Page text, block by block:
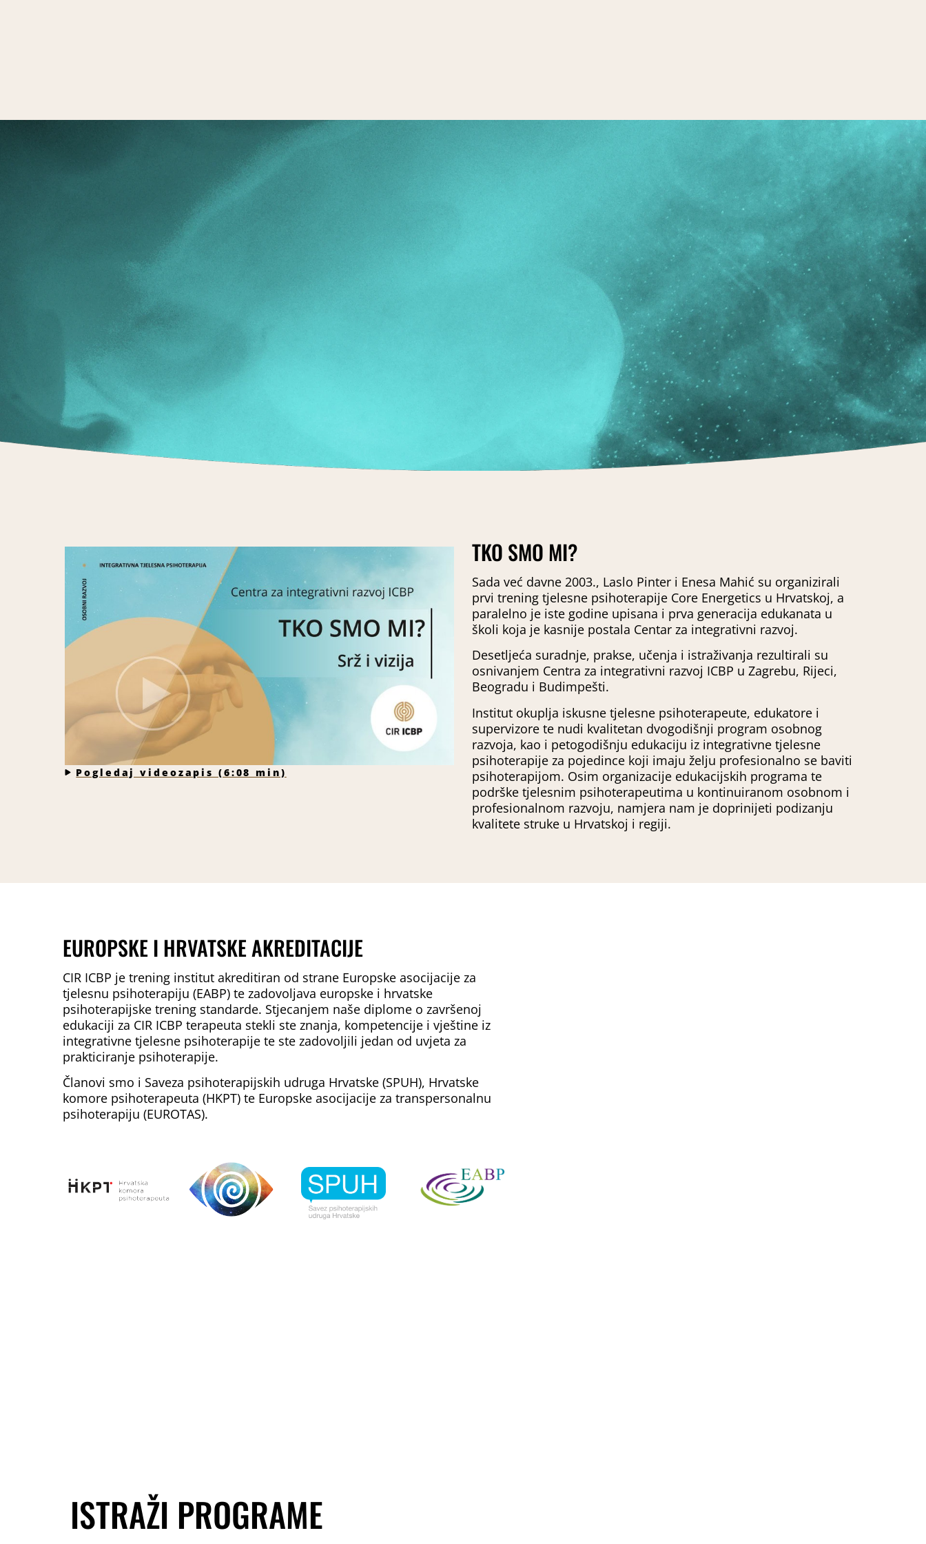
Pogledaj videozapis (6:08 min)
TKO SMO MI?
Sada već davne 2003., Laslo Pinter i Enesa Mahić su organizirali
prvi trening tjelesne psihoterapije Core Energetics u Hrvatskoj, a
paralelno je iste godine upisana i prva generacija edukanata u
školi koja je kasnije postala Centar za integrativni razvoj.
Desetljeća suradnje, prakse, učenja i istraživanja rezultirali su
osnivanjem Centra za integrativni razvoj ICBP u Zagrebu, Rijeci,
Beogradu i Budimpešti.
Institut okuplja iskusne tjelesne psihoterapeute, edukatore i
supervizore te nudi kvalitetan dvogodišnji program osobnog
razvoja, kao i petogodišnju edukaciju iz integrativne tjelesne
psihoterapije za pojedince koji imaju želju profesionalno se baviti
psihoterapijom. Osim organizacije edukacijskih programa te
podrške tjelesnim psihoterapeutima u kontinuiranom osobnom i
profesionalnom razvoju, namjera nam je doprinijeti podizanju
kvalitete struke u Hrvatskoj i regiji.
EUROPSKE I HRVATSKE AKREDITACIJE
CIR ICBP je trening institut akreditiran od strane Europske asocijacije za
tjelesnu psihoterapiju (EABP) te zadovoljava europske i hrvatske
psihoterapijske trening standarde. Stjecanjem naše diplome o završenoj
edukaciji za CIR ICBP terapeuta stekli ste znanja, kompetencije i vještine iz
integrativne tjelesne psihoterapije te ste zadovoljili jedan od uvjeta za
prakticiranje psihoterapije.
Članovi smo i Saveza psihoterapijskih udruga Hrvatske (SPUH), Hrvatske
komore psihoterapeuta (HKPT) te Europske asocijacije za transpersonalnu
psihoterapiju (EUROTAS).
ISTRAŽI PROGRAME